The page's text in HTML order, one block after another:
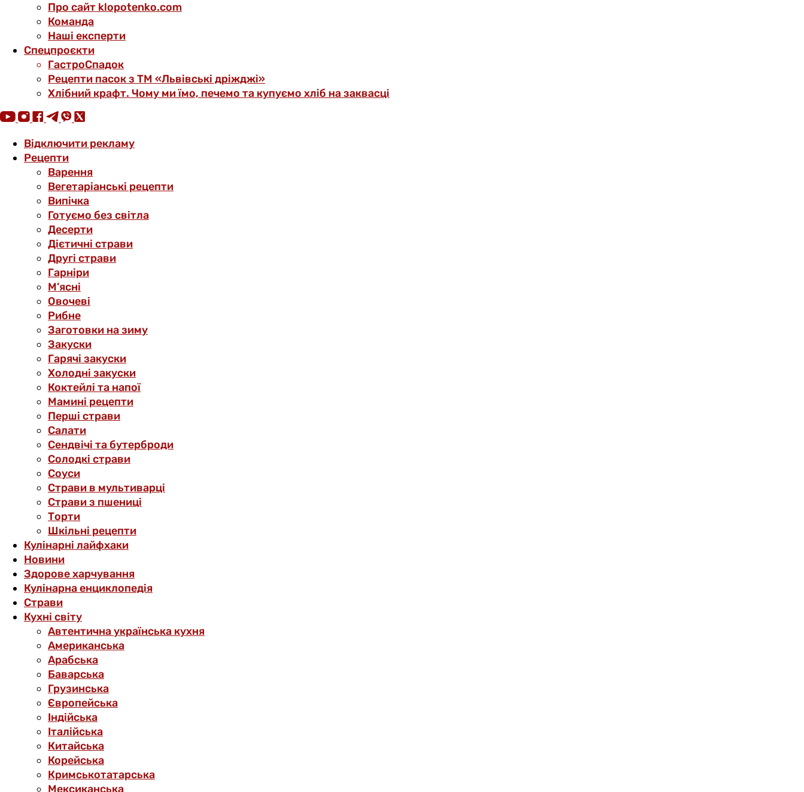
Про сайт klopotenko.com
Команда
Наші експерти
Спецпроєкти
ГастроСпадок
Рецепти пасок з ТМ «Львівські дріжджі»
Хлібний крафт. Чому ми їмо, печемо та купуємо хліб на заквасці
Відключити рекламу
Рецепти
Варення
Вегетаріанські рецепти
Випічка
Готуємо без світла
Десерти
Дієтичні страви
Другі страви
Гарніри
М’ясні
Овочеві
Рибне
Заготовки на зиму
Закуски
Гарячі закуски
Холодні закуски
Коктейлі та напої
Мамині рецепти
Перші страви
Салати
Сендвічі та бутерброди
Солодкі страви
Соуси
Страви в мультиварці
Страви з пшениці
Торти
Шкільні рецепти
Кулінарні лайфхаки
Новини
Здорове харчування
Кулінарна енциклопедія
Страви
Кухні світу
Автентична українська кухня
Американська
Арабська
Баварська
Грузинська
Європейська
Індійська
Італійська
Китайська
Корейська
Кримськотатарська
Мексиканська